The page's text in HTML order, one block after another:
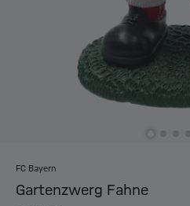
FC Bayern
Gartenzwerg Fahne